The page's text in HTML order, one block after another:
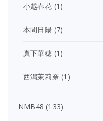
小越春花(1)
本間日陽(7)
真下華穂(1)
西潟茉莉奈 (1)
NMB48 (133)